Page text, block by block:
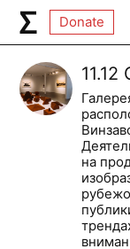
Donate
11.12
на